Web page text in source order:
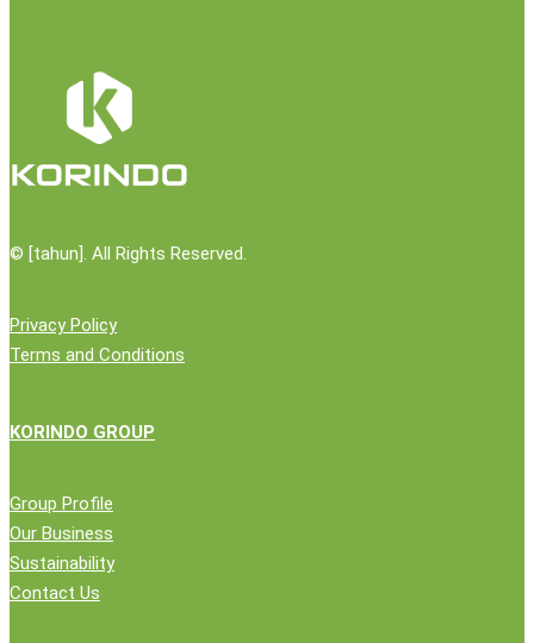
© [tahun]. All Rights Reserved.
Privacy Policy
Terms and Conditions
KORINDO GROUP
Group Profile
Our Business
Sustainability
Contact Us